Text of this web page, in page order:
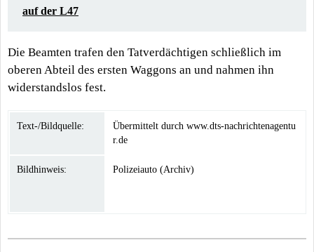
auf der L47
Die Beamten trafen den Tatverdächtigen schließlich im
oberen Abteil des ersten Waggons an und nahmen ihn
widerstandslos fest.
Text-/Bildquelle:
Übermittelt durch www.dts-nachrichtenagentu
r.de
Bildhinweis: Polizeiauto (Archiv)